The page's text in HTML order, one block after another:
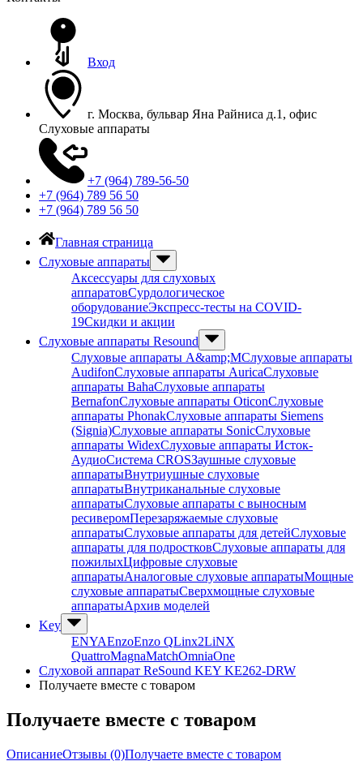
Вход
г. Москва, бульвар Яна Райниса д.1, офис
Слуховые аппараты
+7 (964) 789-56-50
+7 (964) 789 56 50
+7 (964) 789 56 50
Главная страница
Слуховые аппараты
Аксессуары для слуховых
аппаратовСурдологическое
оборудованиеЭкспресс-тесты на COVID-
19Скидки и акции
Слуховые аппараты Resound
Слуховые аппараты A&amp;MСлуховые аппараты
AudifonСлуховые аппараты AuricaСлуховые
аппараты BahaСлуховые аппараты
BernafonСлуховые аппараты OticonСлуховые
аппараты PhonakСлуховые аппараты Siemens
(Signia)Слуховые аппараты SonicСлуховые
аппараты WidexСлуховые аппараты Исток-
АудиоСистема CROSЗаушные слуховые
аппаратыВнутриушные слуховые
аппаратыВнутриканальные слуховые
аппаратыСлуховые аппараты с выносным
ресиверомПерезаряжаемые слуховые
аппаратыСлуховые аппараты для детейСлуховые
аппараты для подростковСлуховые аппараты для
пожилыхЦифровые слуховые
аппаратыАналоговые слуховые аппаратыМощные
слуховые аппаратыСверхмощные слуховые
аппаратыАрхив моделей
Key
ENYAEnzoEnzo QLinx2LiNX
QuattroMagnaMatchOmniaOne
Слуховой аппарат ReSound KEY KE262-DRW
Получаете вместе с товаром
Получаете вместе с товаром
ОписаниеОтзывы (0)Получаете вместе с товаром